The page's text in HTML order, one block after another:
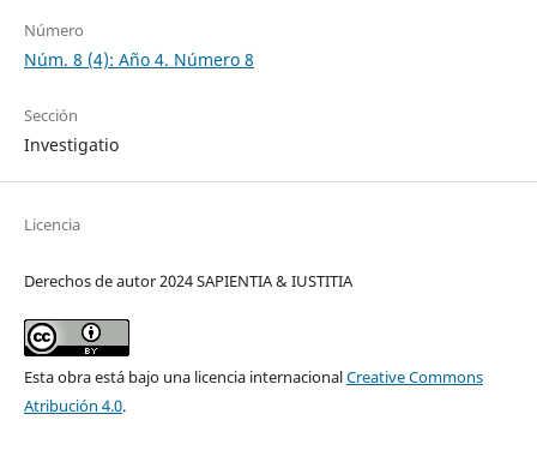
Número
Núm. 8 (4): Año 4. Número 8
Sección
Investigatio
Licencia
Derechos de autor 2024 SAPIENTIA & IUSTITIA
Esta obra está bajo una licencia internacionalCreative Commons
Atribución 4.0.